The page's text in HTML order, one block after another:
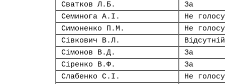
Сватков Л.Б.
За
Семинога А.І.
Не
Симоненко П.М.
Не
Сівкович В.Л.
Відсутній
Сімонов В.Д.
За
Сіренко В.Ф.
За
Слабенко С.І.
Не